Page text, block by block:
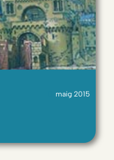
maig 2015